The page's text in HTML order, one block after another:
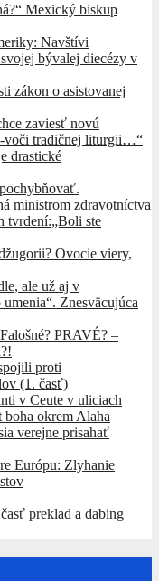
Mexický biskup
Navštívi
bývalej diecézy v
zákon o asistovanej
zaviesť novú
voči tradičnej liturgii…“
drastické
ministrom zdravotníctva
tvrdení:„Boli ste
Ovocie viery,
ale už aj v
Znesväcujúca
PRAVÉ? –
proti
(1. časť)
v Ceute v uliciach
okrem Alaha
verejne prisahať
Európu: Zlyhanie
preklad a dabing